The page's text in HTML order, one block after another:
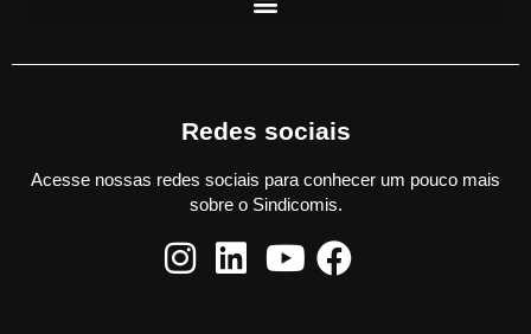
Redes sociais
Acesse nossas redes sociais para conhecer um pouco mais
sobre o Sindicomis.